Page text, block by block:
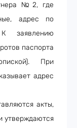
№2, где
адрес по
заявлению
паспорта
При
адрес
акты,
утверждаются